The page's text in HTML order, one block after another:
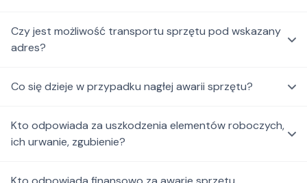
Czy jest możliwość transportu sprzętu pod wskazany
adres?
Co się dzieje w przypadku nagłej awarii sprzętu?
Kto odpowiada za uszkodzenia elementów roboczych,
ich urwanie, zgubienie?